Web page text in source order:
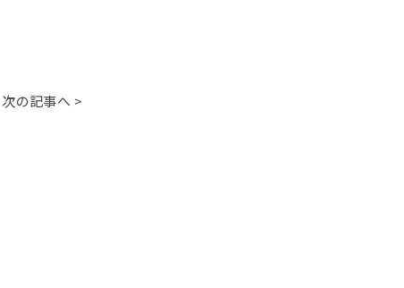
次の記事へ >